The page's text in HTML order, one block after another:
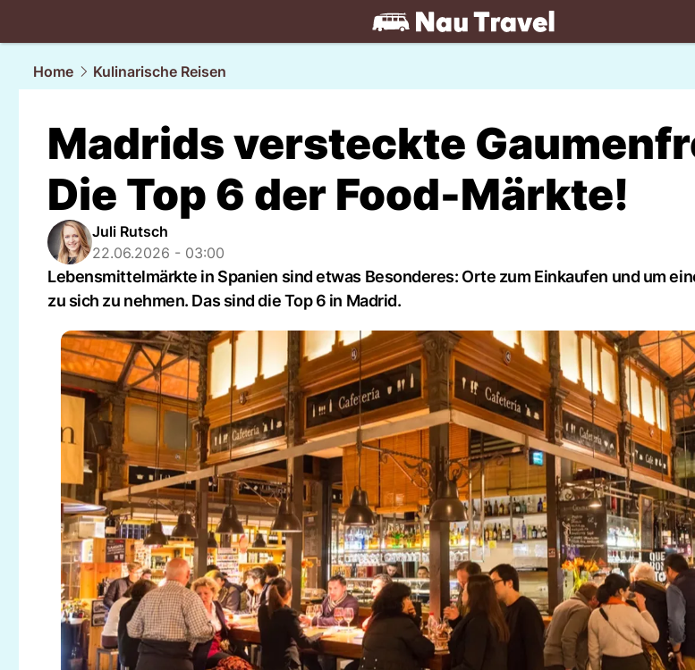
travel.NAU.ch
Home
Kulinarische Reisen
Madrids versteckte
Die Top 6 der Food-Märkte!
Juli Rutsch
22.06.2026 - 03:00
Lebensmittelmärkte in Spanien sind etwas Besonderes: Orte zum Einkaufen und um
zu sich zu nehmen. Das sind die Top 6 in Madrid.